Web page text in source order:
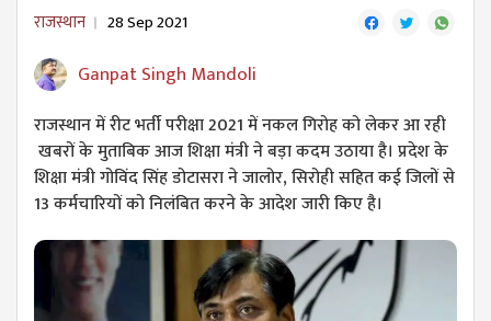
राजस्थान 28 Sep 2021
Ganpat Singh Mandoli
राजस्थान में रीट भर्ती परीक्षा 2021 में नकल गिरोह को लेकर आ रही
खबरों के मुताबिक आज शिक्षा मंत्री ने बड़ा कदम उठाया है। प्रदेश के
शिक्षा मंत्री गोविंद सिंह डोटासरा ने जालोर, सिरोही सहित कई जिलों से
13 कर्मचारियों को निलंबित करने के आदेश जारी किए है।